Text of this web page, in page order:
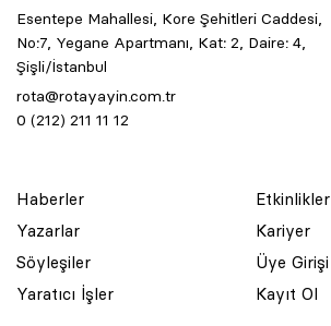
Esentepe Mahallesi, Kore Şehitleri Caddesi,
No:7, Yegane Apartmanı, Kat: 2, Daire: 4,
Şişli/İstanbul
rota@rotayayin.com.tr
0 (212) 211 11 12
Haberler
Yazarlar
Söyleşiler
Yaratıcı İşler
Etkinlikler
Kariyer
Üye Girişi
Kayıt Ol